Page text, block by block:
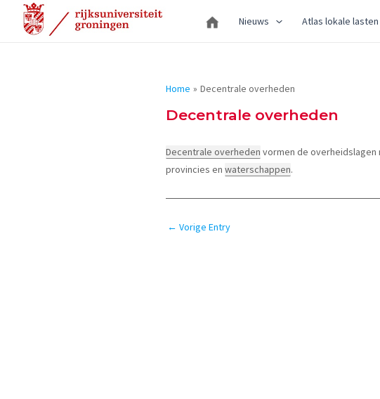
Nieuws Atlas lokale lasten
Home Decentrale overheden
Decentrale overheden
Decentrale overheden vormen de overheidslagen
provincies en waterschappen.
Bericht
← Vorige Entry